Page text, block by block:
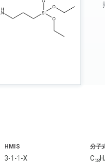
HMIS
3-1-1-X
分子
C18H